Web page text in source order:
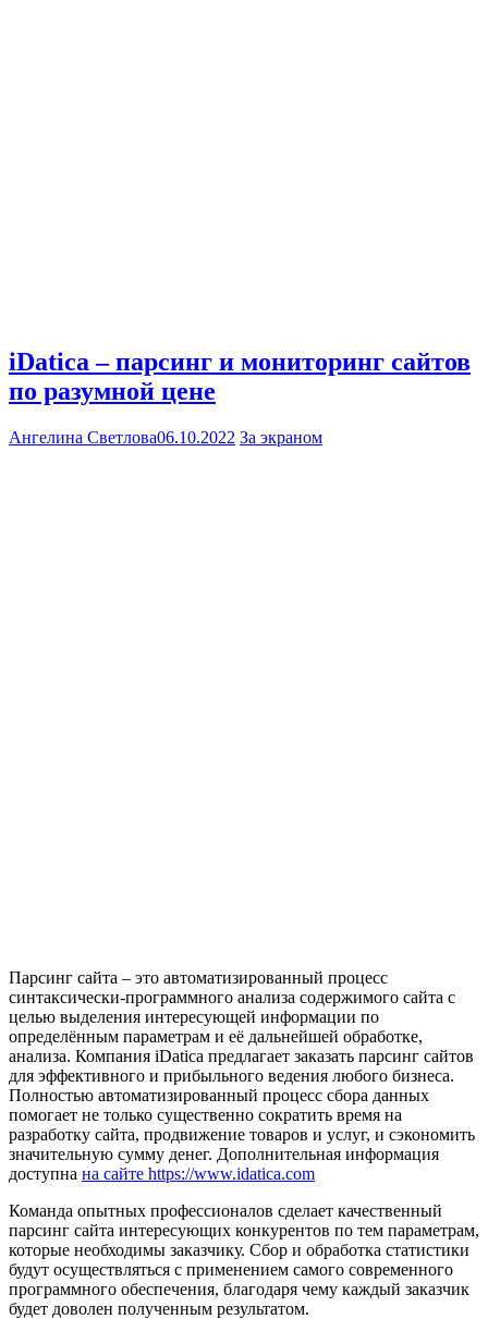
iDatica – парсинг и мониторинг сайтов
по разумной цене
Ангелина Светлова06.10.2022 За экраном
Парсинг сайта – это автоматизированный процесс
синтаксически-программного анализа содержимого сайта с
целью выделения интересующей информации по
определённым параметрам и её дальнейшей обработке,
анализа. Компания iDatica предлагает заказать парсинг сайтов
для эффективного и прибыльного ведения любого бизнеса.
Полностью автоматизированный процесс сбора данных
помогает не только существенно сократить время на
разработку сайта, продвижение товаров и услуг, и сэкономить
значительную сумму денег. Дополнительная информация
доступна на сайте https://www.idatica.com
Команда опытных профессионалов сделает качественный
парсинг сайта интересующих конкурентов по тем параметрам,
которые необходимы заказчику. Сбор и обработка статистики
будут осуществляться с применением самого современного
программного обеспечения, благодаря чему каждый заказчик
будет доволен полученным результатом.